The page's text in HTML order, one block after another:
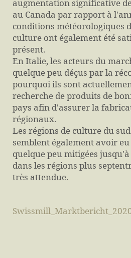
augmentation significative
au Canada par rapport à
conditions météorologiques
culture ont également été
présent.
En Italie, les acteurs du
quelque peu déçus par la
pourquoi ils sont
recherche de produits de
pays afin d'assurer la
régionaux.
Les régions de culture du
semblent également avoir eu
quelque peu mitigées
dans les régions plus
très attendue.